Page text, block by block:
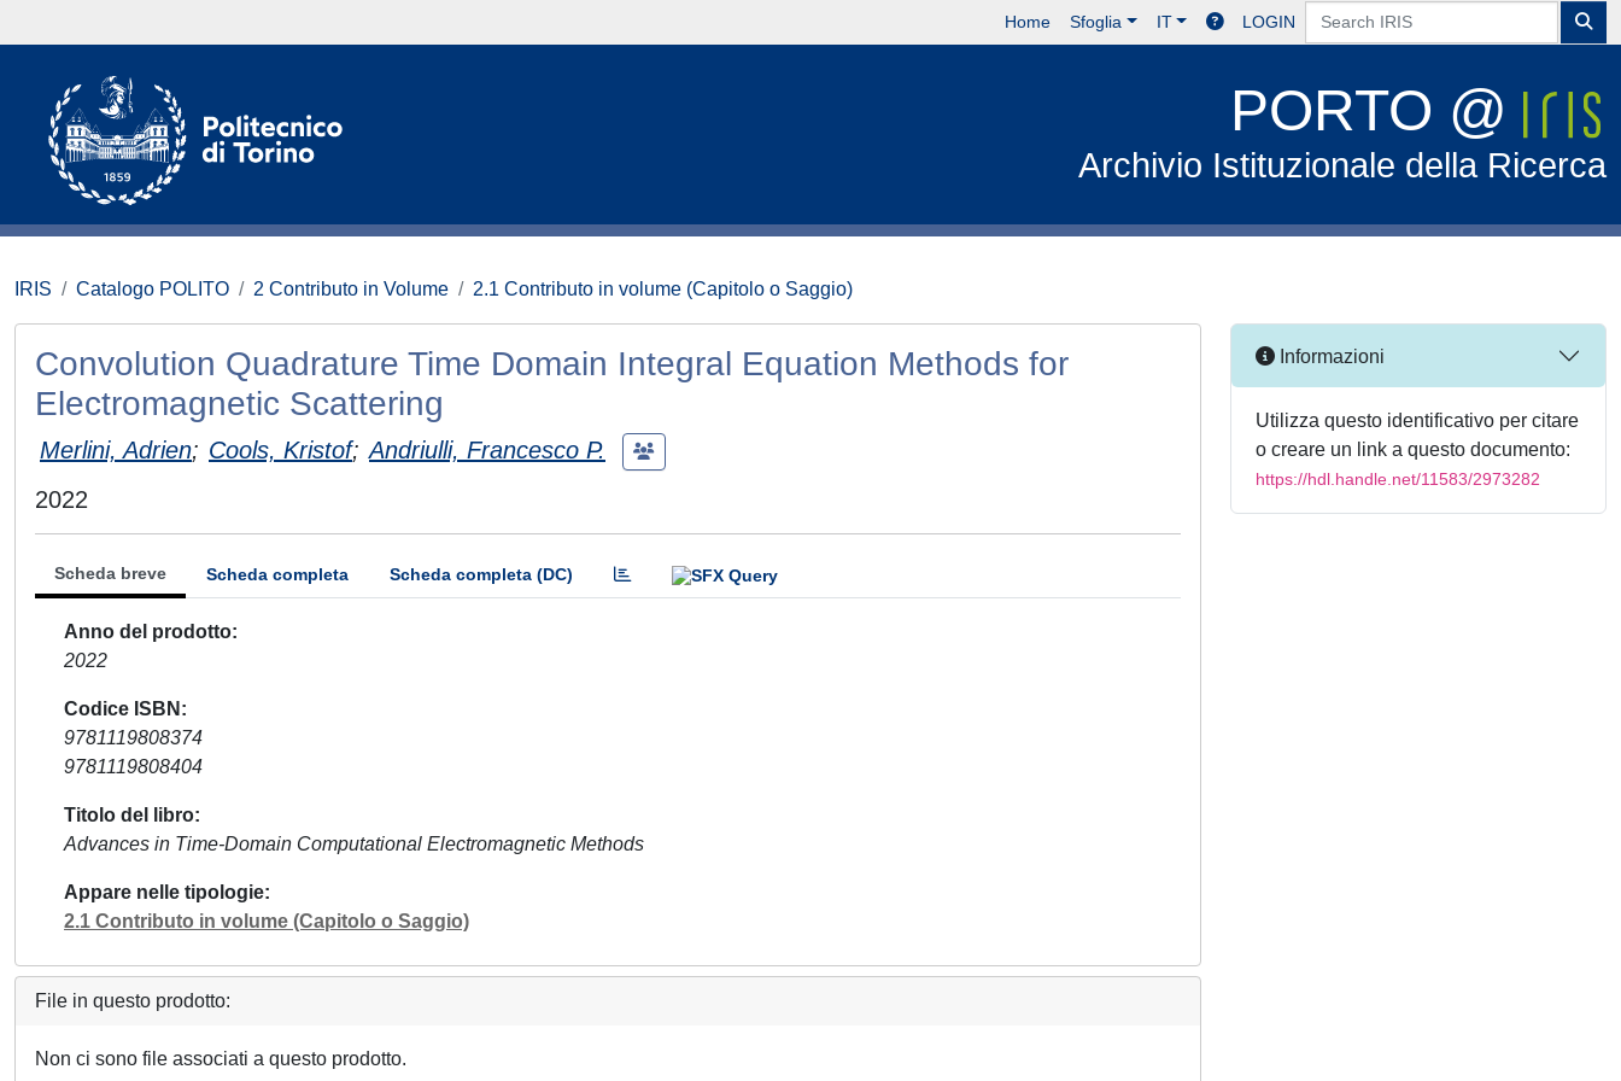
Home Sfoglia IT LOGIN
PORTO @
Archivio Istituzionale della Ricerca
IRIS Catalogo POLITO 2 Contributo in Volume 2.1 Contributo in volume (Capitolo o Saggio)
Convolution Quadrature Time Domain Integral Equation Methods for
Electromagnetic Scattering
Merlini, Adrien; Cools, Kristof; Andriulli, Francesco P.
2022
Scheda breve Scheda completa Scheda completa (DC)
Anno del prodotto
2022
Codice ISBN
9781119808374
9781119808404
Titolo del libro
Advances in Time-Domain Computational Electromagnetic Methods
Appare nelle tipologie
2.1 Contributo in volume (Capitolo o Saggio)
File in questo prodotto:
Non ci sono file associati a questo prodotto.
Informazioni
Utilizza questo identificativo per citare
o creare un link a questo documento:
https://hdl.handle.net/11583/2973282